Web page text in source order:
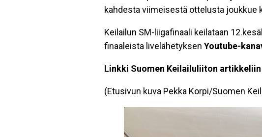
kahdesta viimeisestä ottelusta joukkue
Keilailun SM-liigafinaali keilataan
finaaleista livelähetyksen Youtube-
Linkki Suomen Keilailuliiton
(Etusivun kuva Pekka Korpi/Suomen